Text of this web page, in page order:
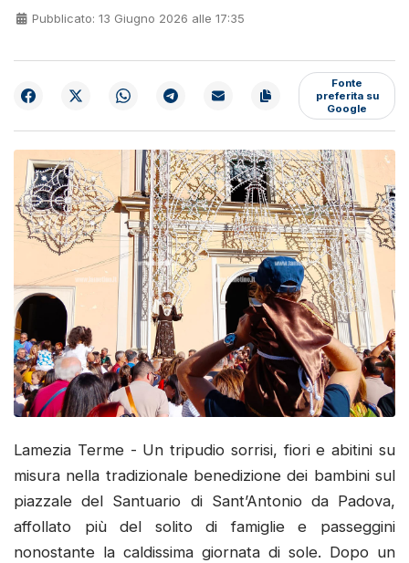
Pubblicato: 13 Giugno 2026 alle 17:35
Fonte
preferita su
Google
Lamezia Terme - Un tripudio sorrisi, fiori e abitini su
misura nella tradizionale benedizione dei bambini sul
piazzale del Santuario di Sant’Antonio da Padova,
affollato più del solito di famiglie e passeggini
nonostante la caldissima giornata di sole. Dopo un